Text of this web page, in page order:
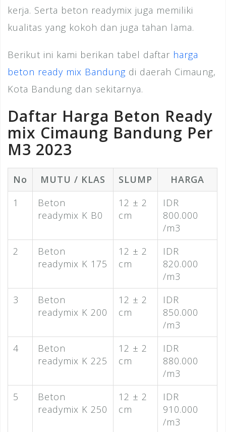
kerja. Serta beton readymix juga memiliki
kualitas yang kokoh dan juga tahan lama.
Berikut ini kami berikan tabel daftar harga
beton ready mix Bandung di daerah Cimaung,
Kota Bandung dan sekitarnya.
Daftar Harga Beton Ready
mix Cimaung Bandung Per
M3 2023
No MUTU / KLAS SLUMP
HARGA
1
Beton
readymix K B0
12 ± 2
cm
IDR
800.000
/m3
2
Beton
readymix K 175
12 ± 2
cm
IDR
820.000
/m3
3
Beton
readymix K 200
12 ± 2
cm
IDR
850.000
/m3
4
Beton
readymix K 225
12 ± 2
cm
IDR
880.000
/m3
5
Beton
readymix K 250
12 ± 2
cm
IDR
910.000
/m3